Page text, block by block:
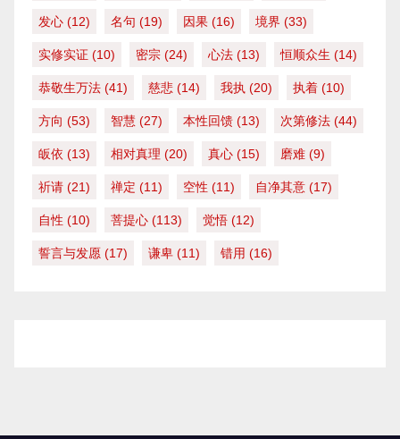
发心 (12) 名句 (19) 因果 (16) 境界 (33)
实修实证 (10) 密宗 (24) 心法 (13) 恒顺众生 (14)
恭敬生万法 (41) 慈悲 (14) 我执 (20) 执着 (10)
方向 (53) 智慧 (27) 本性回馈 (13) 次第修法 (44)
皈依 (13) 相对真理 (20) 真心 (15) 磨难 (9)
祈请 (21) 禅定 (11) 空性 (11) 自净其意 (17)
自性 (10) 菩提心 (113) 觉悟 (12)
誓言与发愿 (17) 谦卑 (11) 错用 (16)